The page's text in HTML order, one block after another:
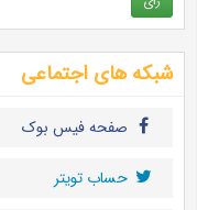
شبکه های اجتماعی
صفحه فیس بوک
حساب تويتر